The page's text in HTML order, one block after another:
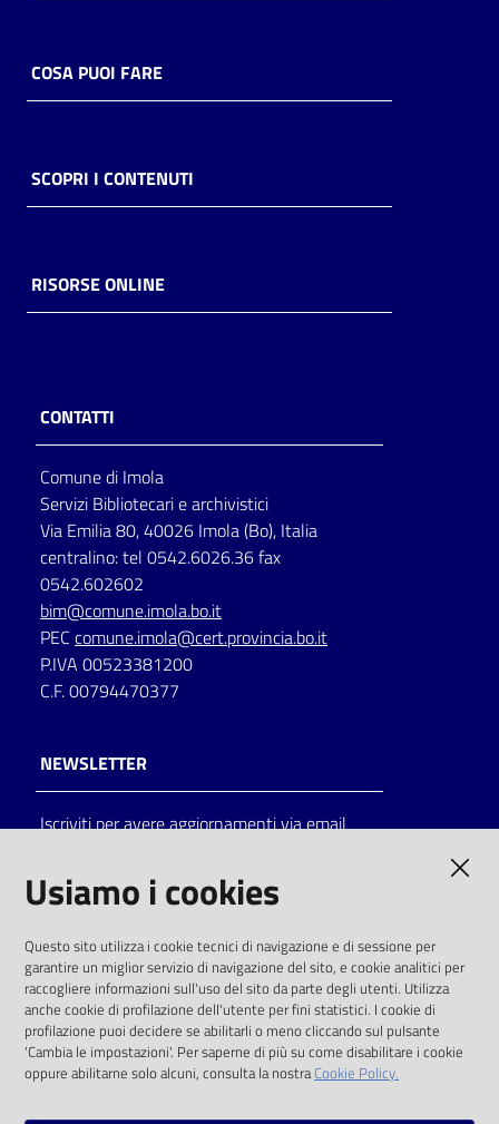
COSA PUOI FARE
SCOPRI I CONTENUTI
RISORSE ONLINE
CONTATTI
Comune di Imola
Servizi Bibliotecari e archivistici
Via Emilia 80, 40026 Imola (Bo), Italia
centralino: tel 0542.6026.36 fax
0542.602602
bim@comune.imola.bo.it
PEC comune.imola@cert.provincia.bo.it
P.IVA 00523381200
C.F. 00794470377
NEWSLETTER
Iscriviti per avere aggiornamenti via email
solo alle condizioni previste dalla direttiva
comunitaria 2003/98/CE e dal d.lgs. 36/2006
SOCIAL
Instagram
Usiamo i cookies
Questo sito utilizza i cookie tecnici di navigazione e di sessione per
garantire un miglior servizio di navigazione del sito, e cookie analitici per
raccogliere informazioni sull'uso del sito da parte degli utenti. Utilizza
anche cookie di profilazione dell'utente per fini statistici. I cookie di
profilazione puoi decidere se abilitarli o meno cliccando sul pulsante
'Cambia le impostazioni'. Per saperne di più su come disabilitare i cookie
oppure abilitarne solo alcuni, consulta la nostraCookie Policy.